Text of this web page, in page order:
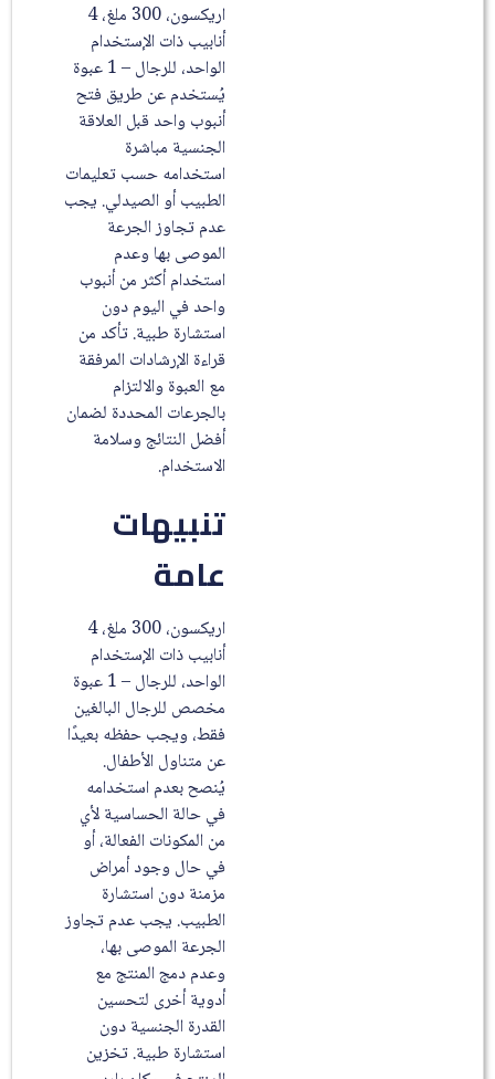
اريكسون، 300 ملغ، 4
أنابيب ذات الإستخدام
الواحد، للرجال – 1 عبوة
يُستخدم عن طريق فتح
أنبوب واحد قبل العلاقة
الجنسية مباشرة
استخدامه حسب تعليمات
الطبيب أو الصيدلي. يجب
عدم تجاوز الجرعة
الموصى بها وعدم
استخدام أكثر من أنبوب
واحد في اليوم دون
استشارة طبية. تأكد من
قراءة الإرشادات المرفقة
مع العبوة والالتزام
بالجرعات المحددة لضمان
أفضل النتائج وسلامة
الاستخدام.
تنبيهات
عامة
اريكسون، 300 ملغ، 4
أنابيب ذات الإستخدام
الواحد، للرجال – 1 عبوة
مخصص للرجال البالغين
فقط، ويجب حفظه بعيدًا
عن متناول الأطفال.
يُنصح بعدم استخدامه
في حالة الحساسية لأي
من المكونات الفعالة، أو
في حال وجود أمراض
مزمنة دون استشارة
الطبيب. يجب عدم تجاوز
الجرعة الموصى بها،
وعدم دمج المنتج مع
أدوية أخرى لتحسين
القدرة الجنسية دون
استشارة طبية. تخزين